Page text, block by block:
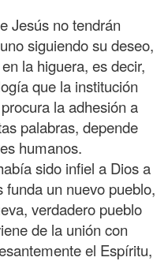
Jesús no tendrán
siguiendo su deseo,
la higuera, es decir,
que la institución
la adhesión a
palabras, depende
humanos.
sido infiel a Dios a
un nuevo pueblo,
verdadero pueblo
de la unión con
el Espíritu,